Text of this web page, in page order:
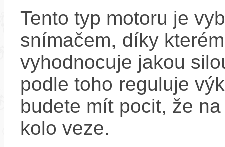
Tento typ motoru je
snímačem, díky
vyhodnocuje jakou
podle toho reguluje
budete mít pocit, že
kolo veze.